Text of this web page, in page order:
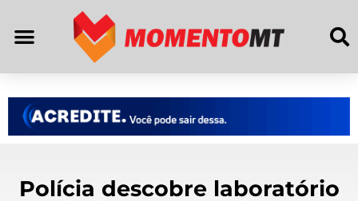
Polícia descobre laboratório